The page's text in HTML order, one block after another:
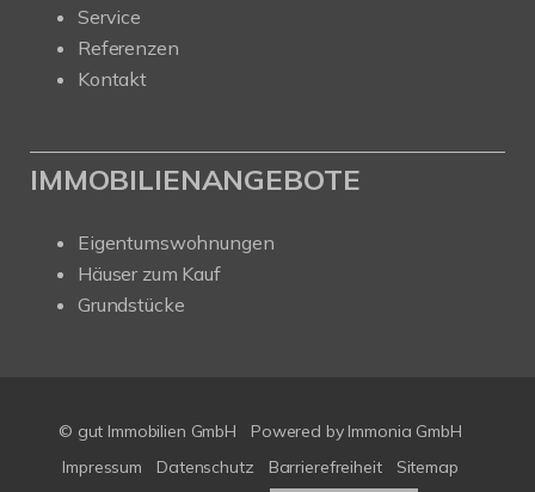
Service
Referenzen
Kontakt
IMMOBILIENANGEBOTE
Eigentumswohnungen
Häuser zum Kauf
Grundstücke
© gut Immobilien GmbH Powered by Immonia GmbH
Impressum
Datenschutz Barrierefreiheit
Sitemap